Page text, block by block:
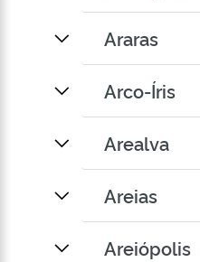
Araras
Arco-Íris
Arealva
Areias
Areiópolis